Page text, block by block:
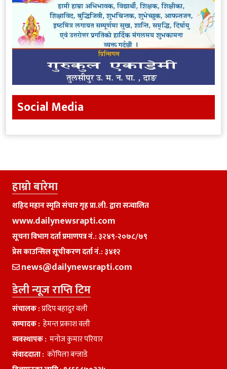
Social Media
हाम्राे बारेमा
शहिद महान स्मृति संचार गृह प्रा.ली. द्वारा सन्चालित
www.dailynewsrapti.com
सूचना विभाग दर्ता प्रमाणपत्र नं.: ३२४९-२०७८/७९
प्रेस काउन्सिल सूचीकरण दर्ता नं.: ३४१२
news@dailynewsrapti.com
डेली न्यूज राप्ति टिम
संचालक :प्रदिप बहादुर वली
सम्पादक : हेमन्त प्रकाश वली
व्यवस्थापक : मनाेज कुमार परियार
संवाददाता : काेपिला बन्जाडे